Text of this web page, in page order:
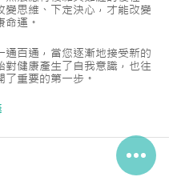
變思維、下定決心，才能改變
命運。
通百通，當您逐漸地接受新的
對健康產生了自我意識，也往
了重要的第一步。